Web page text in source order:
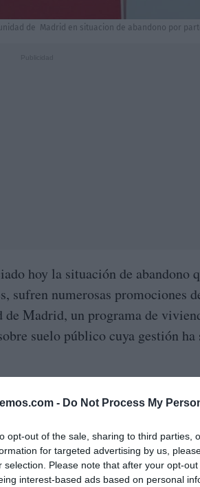
- Do Not Process My
opt-out of the sale, sharing to third parties,
for targeted advertising by us,
selection. Please note that after your opt-
interest-based ads based on personal
de Madrid en situacion de abandono por
hoy la situación de abandono
sufren numerosas promociones
de Madrid, un programa de
suelo público cuya gestión ha
a la
Asociaciones Vecinales de
al Gobierno regional que
sobre las concesionarias y
y diálogo con las familias